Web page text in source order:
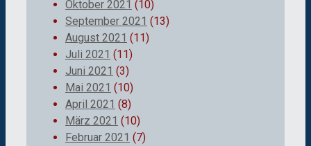
Oktober 2021 (10)
September 2021 (13)
August 2021 (11)
Juli 2021 (11)
Juni 2021 (3)
Mai 2021 (10)
April 2021 (8)
März 2021 (10)
Februar 2021 (7)